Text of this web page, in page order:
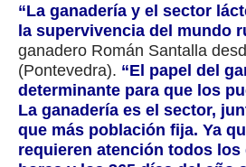
“La ganadería y el sector
la supervivencia del mundo
ganadero Román Santalla
(Pontevedra). “El papel del
determinante para que los
La ganadería es el sector,
que más población fija. Ya
requieren atención todos los